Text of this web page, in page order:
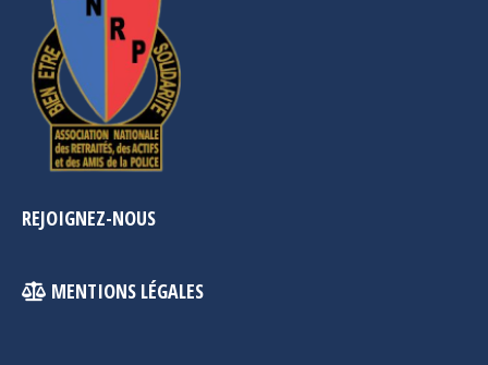
REJOIGNEZ-NOUS
MENTIONS LÉGALES